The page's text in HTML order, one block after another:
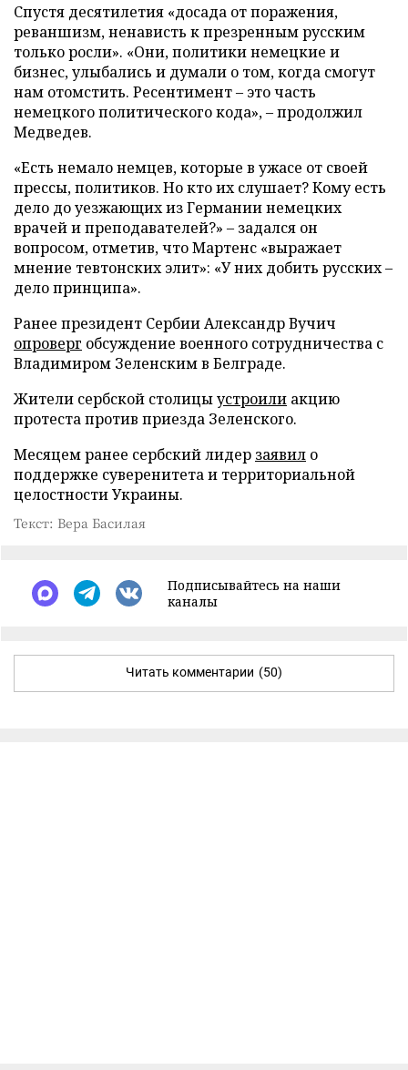
Спустя десятилетия «досада от поражения,
реваншизм, ненависть к презренным русским
только росли». «Они, политики немецкие и
бизнес, улыбались и думали о том, когда смогут
нам отомстить. Ресентимент – это часть
немецкого политического кода», – продолжил
Медведев.
«Есть немало немцев, которые в ужасе от своей
прессы, политиков. Но кто их слушает? Кому есть
дело до уезжающих из Германии немецких
врачей и преподавателей?» – задался он
вопросом, отметив, что Мартенс «выражает
мнение тевтонских элит»: «У них добить русских –
дело принципа».
Ранее президент Сербии Александр Вучич
опроверг обсуждение военного сотрудничества с
Владимиром Зеленским в Белграде.
Жители сербской столицыустроили акцию
протеста против приезда Зеленского.
Месяцем ранее сербский лидер заявил о
поддержке суверенитета и территориальной
целостности Украины.
Текст: Вера Басилая
Подписывайтесь на наши
каналы
Читать комментарии (50)